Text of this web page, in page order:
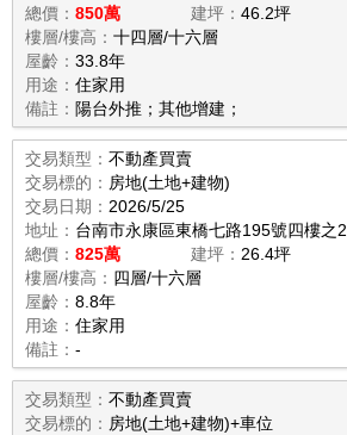
總價： 850萬 建坪： 46.2坪
樓層/樓高： 十四層/十六層
屋齡： 33.8年
用途： 住家用
備註： 陽台外推；其他增建；
交易類型： 不動產買賣
交易標的： 房地(土地+建物)
交易日期： 2026/5/25
地址： 台南市永康區東橋七路195號四樓之2
總價： 825萬 建坪： 26.4坪
樓層/樓高： 四層/十六層
屋齡： 8.8年
用途： 住家用
備註： -
交易類型： 不動產買賣
交易標的： 房地(土地+建物)+車位